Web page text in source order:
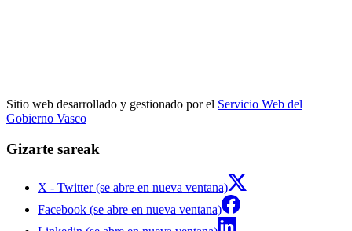
Sitio web desarrollado y gestionado por el Servicio Web del
Gobierno Vasco
Gizarte sareak
X - Twitter (se abre en nueva ventana)
Facebook (se abre en nueva ventana)